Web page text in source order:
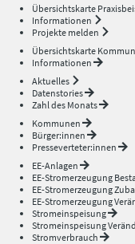
Übersichtskarte
Informationen
Projekte melden
Übersichtskarte
Informationen
Aktuelles
Datenstories
Zahl des Monats
Kommunen
Bürger:innen
Presseverteter:innen
EE-Anlagen
EE-Stromerzeugung
EE-Stromerzeugung
EE-Stromerzeugung
Stromeinspeisung
Stromeinspeisung
Stromverbrauch